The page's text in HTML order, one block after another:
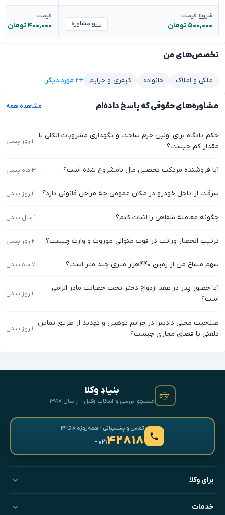
تخصص‌های من
ملکی و املاک خانواده کیفری و جرایم +۲ مورد دیگر
شروع قیمت
۵۰۰,۰۰۰ تومان رزرو مشاوره
قیمت
۴۰۰,۰۰۰ تومان
مشاوره‌های حقوقی که پاسخ داده‌ام مشاهده همه
حکم دادگاه برای اولین جرم ساخت و نگهداری مشروبات الکلی با
مقدار کم چیست؟
۱ روز پیش
آیا فروشنده مرتکب تحصیل مال نامشروع شده است؟ ۳ ماه پیش
سرقت از داخل خودرو در مکان عمومی چه مراحل قانونی دارد؟ ۲ روز پیش
چگونه معامله شفاهی را اثبات کنم؟ ۱ سال پیش
ترتیب انحصار وراثت در فوت متوالی موروث و وارث چیست؟ ۲ روز پیش
سهم مشاع من از زمین ۴۴۰‌هزار متری چند متر است؟ ۷ ماه پیش
آیا حضور پدر در عقد ازدواج دختر تحت حضانت مادر الزامی
است؟
۱ روز پیش
صلاحیت محلی دادسرا در جرایم توهین و تهدید از طریق تماس
تلفنی یا فضای مجازی چیست؟
۱ روز پیش
بنیادِ وکلا
جستجو، بررسی و انتخابِ وکیل · از سال ۱۳۸۷
تماس و پشتیبانی · همه‌روزه ۸ تا ۲۴
۴۲۸۱۸- ۰۲۱
برای وکلا
خدمات